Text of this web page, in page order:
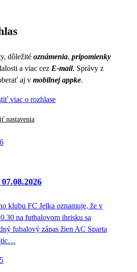
dôležité oznámenia, pripomienky
a viac cez E-mail. Správy z
aj v mobilnej appke.
viac o rozhlase
nastavenia
klubu FC Jelka oznamuje, že v
na futbalovom ihrisku sa
fubalový zápas žien AC Sparta